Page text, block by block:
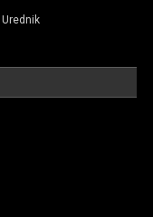
Urednik